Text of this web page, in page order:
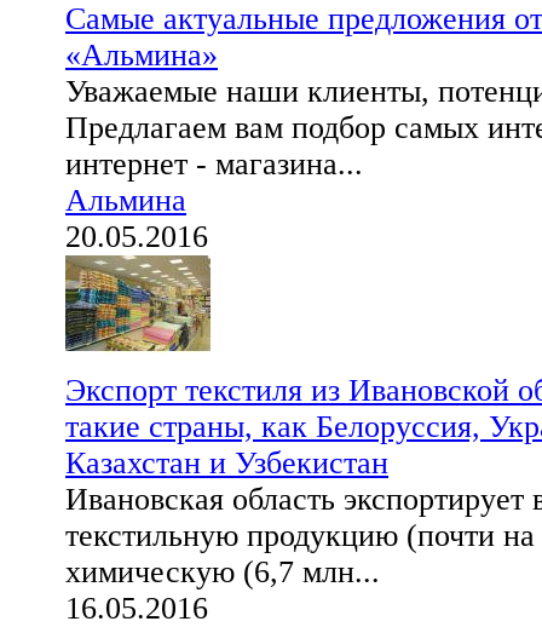
Самые актуальные предложения
«Альмина»
Уважаемые наши клиенты,
Предлагаем вам подбор самых
интернет - магазина...
Альмина
20.05.2016
Экспорт текстиля из Ивановской
такие страны, как Белоруссия,
Казахстан и Узбекистан
Ивановская область экспортирует
текстильную продукцию (почти
химическую (6,7 млн...
16.05.2016